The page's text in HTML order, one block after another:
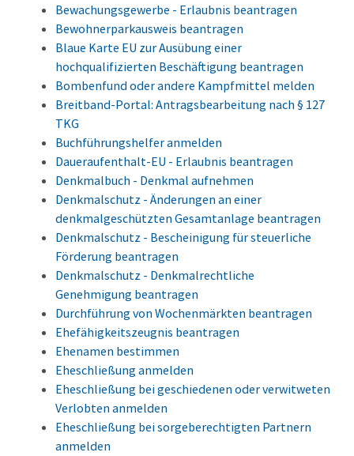
Bewachungsgewerbe - Erlaubnis beantragen
Bewohnerparkausweis beantragen
Blaue Karte EU zur Ausübung einer
hochqualifizierten Beschäftigung beantragen
Bombenfund oder andere Kampfmittel melden
Breitband-Portal: Antragsbearbeitung nach § 127
TKG
Buchführungshelfer anmelden
Daueraufenthalt-EU - Erlaubnis beantragen
Denkmalbuch - Denkmal aufnehmen
Denkmalschutz - Änderungen an einer
denkmalgeschützten Gesamtanlage beantragen
Denkmalschutz - Bescheinigung für steuerliche
Förderung beantragen
Denkmalschutz - Denkmalrechtliche
Genehmigung beantragen
Durchführung von Wochenmärkten beantragen
Ehefähigkeitszeugnis beantragen
Ehenamen bestimmen
Eheschließung anmelden
Eheschließung bei geschiedenen oder verwitweten
Verlobten anmelden
Eheschließung bei sorgeberechtigten Partnern
anmelden